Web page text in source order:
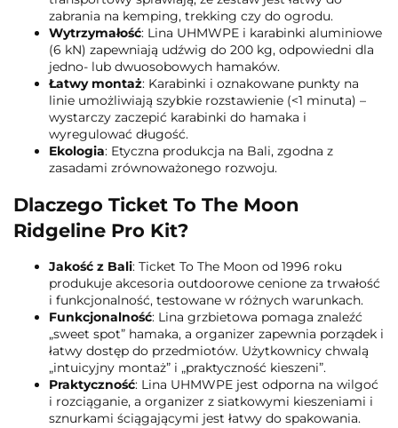
zabrania na kemping, trekking czy do ogrodu.
Wytrzymałość: Lina UHMWPE i karabinki aluminiowe
(6 kN) zapewniają udźwig do 200 kg, odpowiedni dla
jedno- lub dwuosobowych hamaków.
Łatwy montaż: Karabinki i oznakowane punkty na
linie umożliwiają szybkie rozstawienie (<1 minuta) –
wystarczy zaczepić karabinki do hamaka i
wyregulować długość.
Ekologia: Etyczna produkcja na Bali, zgodna z
zasadami zrównoważonego rozwoju.
Dlaczego Ticket To The Moon
Ridgeline Pro Kit?
Jakość z Bali: Ticket To The Moon od 1996 roku
produkuje akcesoria outdoorowe cenione za trwałość
i funkcjonalność, testowane w różnych warunkach.
Funkcjonalność: Lina grzbietowa pomaga znaleźć
„sweet spot” hamaka, a organizer zapewnia porządek i
łatwy dostęp do przedmiotów. Użytkownicy chwalą
„intuicyjny montaż” i „praktyczność kieszeni”.
Praktyczność: Lina UHMWPE jest odporna na wilgoć
i rozciąganie, a organizer z siatkowymi kieszeniami i
sznurkami ściągającymi jest łatwy do spakowania.